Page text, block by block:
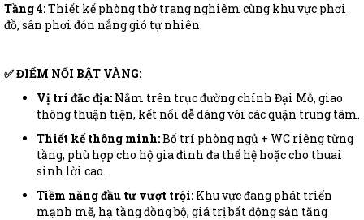
Tầng 4:Thiết kế phòng thờ trang nghiêm cùng khu vực phơi
đồ, sân phơi đón nắng gió tự nhiên.
✅ ĐIỂM NỔI BẬT VÀNG:
Vị trí đắc địa: Nằm trên trục đường chính Đại Mỗ, giao
thông thuận tiện, kết nối dễ dàng với các quận trung tâm.
Thiết kế thông minh:Bố trí phòng ngủ + WC riêng từng
tầng, phù hợp cho hộ gia đình đa thế hệ hoặc cho thuai
sinh lời cao.
Tiềm năng đầu tư vượt trội: Khu vực đang phát triển
mạnh mẽ, hạ tầng đồng bộ, giá trị bất động sản tăng